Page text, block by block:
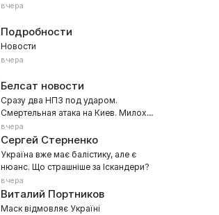
вчера
Подробности
Новости
вчера
Белсат новости
Сразу два НПЗ под ударом.
Смертельная атака на Киев. Милохин
поддержал «Яблоко»
вчера
Сергей Стерненко
Україна вже має балістику, але є
нюанс. Що страшніше за Іскандери?
вчера
Виталий Портников
Маск відмовляє Україні